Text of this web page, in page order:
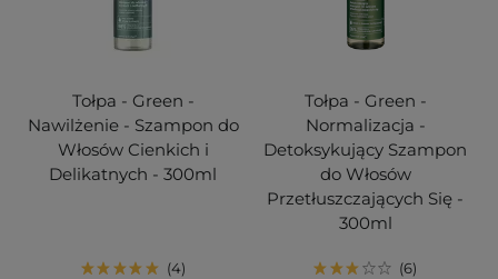
Tołpa - Green -
Nawilżenie - Szampon do
Włosów Cienkich i
Delikatnych - 300ml
4
Tołpa - Green -
Normalizacja -
Detoksykujący Szampon
do Włosów
Przetłuszczających Się -
300ml
6